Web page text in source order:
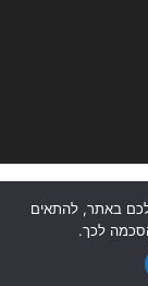
באתר, להתאים
לכך.